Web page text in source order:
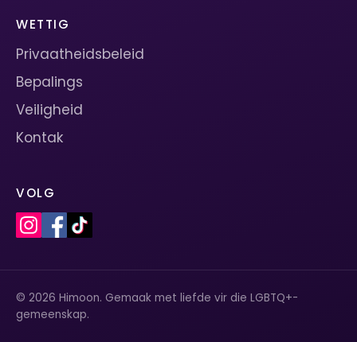
WETTIG
Privaatheidsbeleid
Bepalings
Veiligheid
Kontak
VOLG
© 2026 Himoon. Gemaak met liefde vir die LGBTQ+-
gemeenskap.